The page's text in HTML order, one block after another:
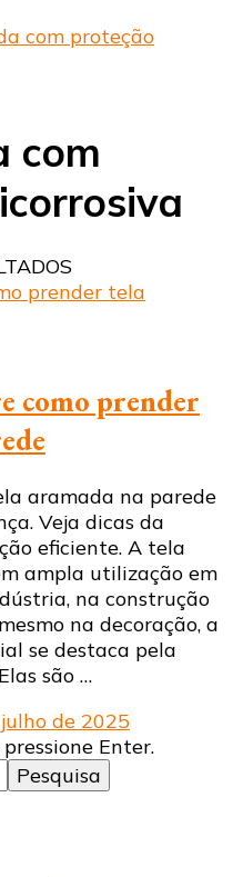
com proteção
com
como prender
aramada na parede
Veja dicas da
eficiente. A tela
ampla utilização em
na construção
na decoração, a
se destaca pela
são …
de 2025
Enter.